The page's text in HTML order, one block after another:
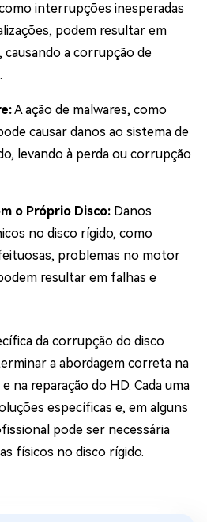
interrupções inesperadas
podem resultar em
causando a corrupção de
A ação de malwares, como
causar danos ao sistema de
levando à perda ou corrupção
o Próprio Disco: Danos
no disco rígido, como
problemas no motor
resultar em falhas e
da corrupção do disco
a abordagem correta na
na reparação do HD. Cada uma
específicas e, em alguns
pode ser necessária
físicos no disco rígido.